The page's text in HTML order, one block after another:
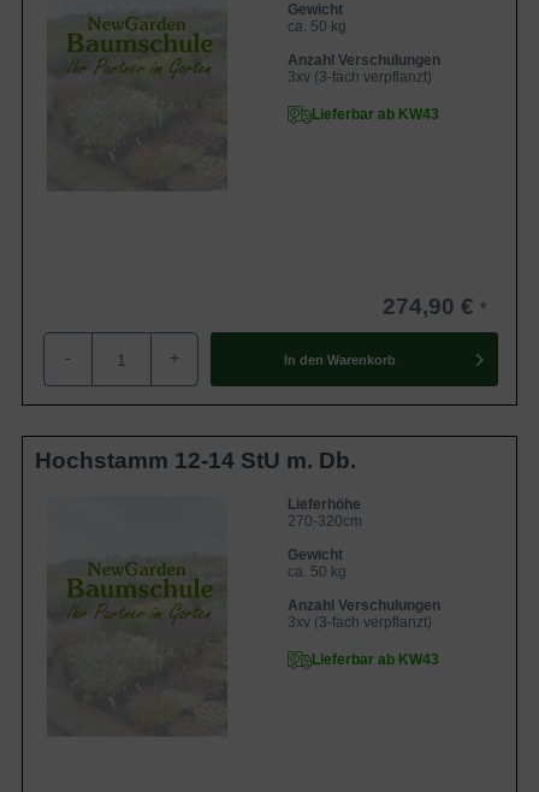
Gewicht
ca. 50 kg
Anzahl Verschulungen
3xv (3-fach verpflanzt)
Lieferbar ab KW43
274,90 €
- + In den Warenkorb
Hochstamm 12-14 StU m. Db.
Lieferhöhe
270-320cm
Gewicht
ca. 50 kg
Anzahl Verschulungen
3xv (3-fach verpflanzt)
Lieferbar ab KW43